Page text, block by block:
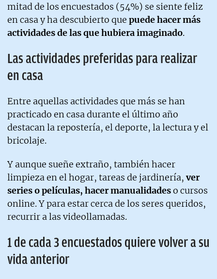
mitad de los encuestados (54%) se siente feliz
en casa y ha descubierto que puede hacer más
actividades de las que hubiera imaginado.
Las actividades preferidas para realizar
en casa
Entre aquellas actividades que más se han
practicado en casa durante el último año
destacan la repostería, el deporte, la lectura y el
bricolaje.
Y aunque sueñe extraño, también hacer
limpieza en el hogar, tareas de jardinería,ver
series o películas, hacer manualidadeso cursos
online. Y para estar cerca de los seres queridos,
recurrir a las videollamadas.
1 de cada 3 encuestados quiere volver a su
vida anterior